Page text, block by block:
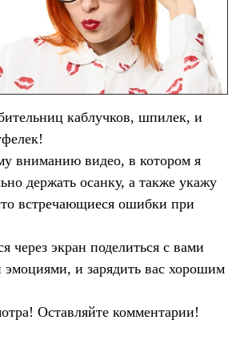
каблучков, шпилек, и
вниманию видео, в котором я
держать осанку, а также укажу
встречающиеся ошибки при
через экран поделиться с вами
и зарядить вас хорошим
Оставляйте комментарии!